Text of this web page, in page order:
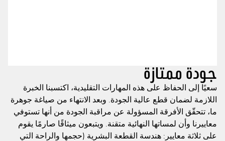
جودة ممتازة
سعيًا إلى الحفاظ على هذه المهارات التقليدية، اكتسبنا الخبرة
اللازمة لضمان قطع عالية الجودة. وبعد الانتهاء من صياغة جوهرة
ما، تتحقّق الأفرقة المسؤولة عن مراقبة الجودة من أنها تستوفي
معاييرنا وأن لمساتها النهائية متقنة. ويتبعون ميثاقًا صارمًا يقوم
على ثلاثة معايير: هندسة القطعة البشرية (حجمها والراحة التي